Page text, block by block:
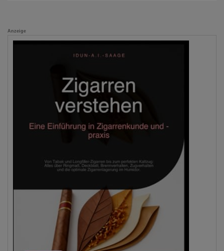
Anzeige